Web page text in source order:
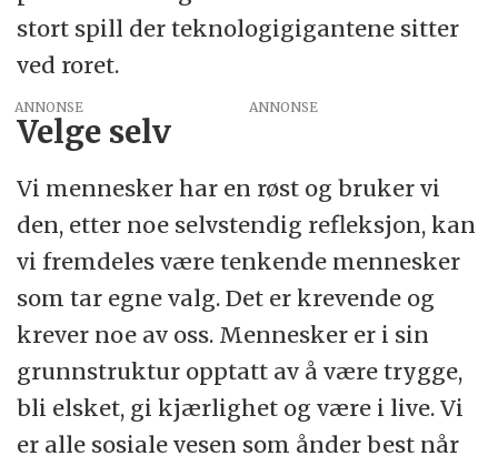
stort spill der teknologigigantene sitter
ved roret.
ANNONSE
Velge selv
Vi mennesker har en røst og bruker vi
den, etter noe selvstendig refleksjon, kan
vi fremdeles være tenkende mennesker
som tar egne valg. Det er krevende og
krever noe av oss. Mennesker er i sin
grunnstruktur opptatt av å være trygge,
bli elsket, gi kjærlighet og være i live. Vi
er alle sosiale vesen som ånder best når